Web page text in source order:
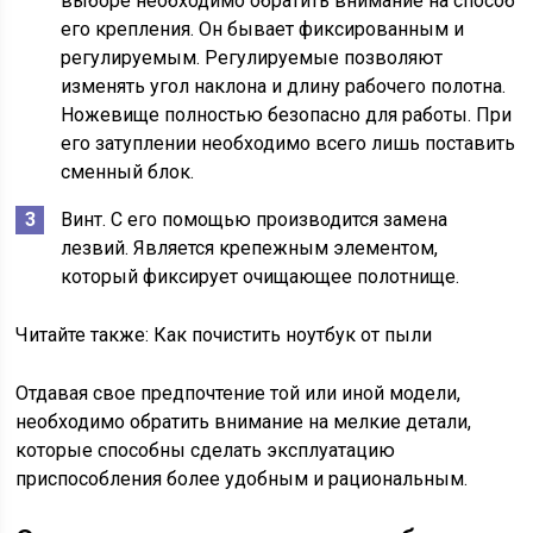
его крепления. Он бывает фиксированным и
регулируемым. Регулируемые позволяют
изменять угол наклона и длину рабочего полотна.
Ножевище полностью безопасно для работы. При
его затуплении необходимо всего лишь поставить
сменный блок.
Винт. С его помощью производится замена
лезвий. Является крепежным элементом,
который фиксирует очищающее полотнище.
Читайте также: Как почистить ноутбук от пыли
Отдавая свое предпочтение той или иной модели,
необходимо обратить внимание на мелкие детали,
которые способны сделать эксплуатацию
приспособления более удобным и рациональным.